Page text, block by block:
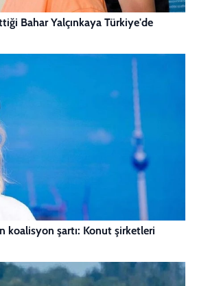
Bahar Yalçınkaya Türkiye'de
koalisyon şartı: Konut şirketleri